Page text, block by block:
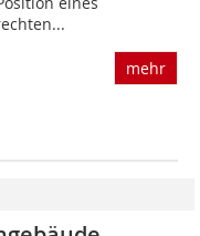
mehr